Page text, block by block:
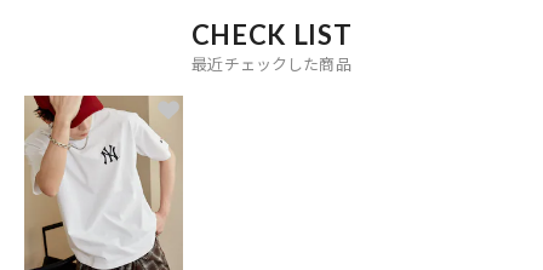
CHECK LIST
最近チェックした商品